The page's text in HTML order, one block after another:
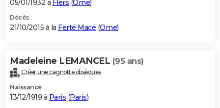
05/01/1932 à Flers (Orne)
Décès
21/10/2015 à la Ferté Macé (Orne)
Madeleine LEMANCEL (95 ans)
Créer une cagnotte obsèques
Naissance
13/12/1919 à Paris (Paris)